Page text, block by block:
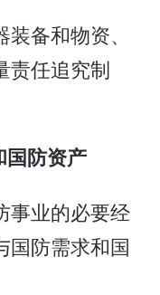
备和物资、
责任追究制
防资产
业的必要经
国防需求和国